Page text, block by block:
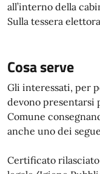
all’interno della
Sulla tessera
Cosa serve
Gli interessati, per
devono presentarsi
Comune
anche uno dei
Certificato